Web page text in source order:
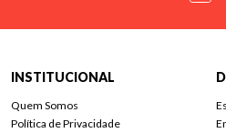
INSTITUCIONAL
Quem Somos
Política de Privacidade